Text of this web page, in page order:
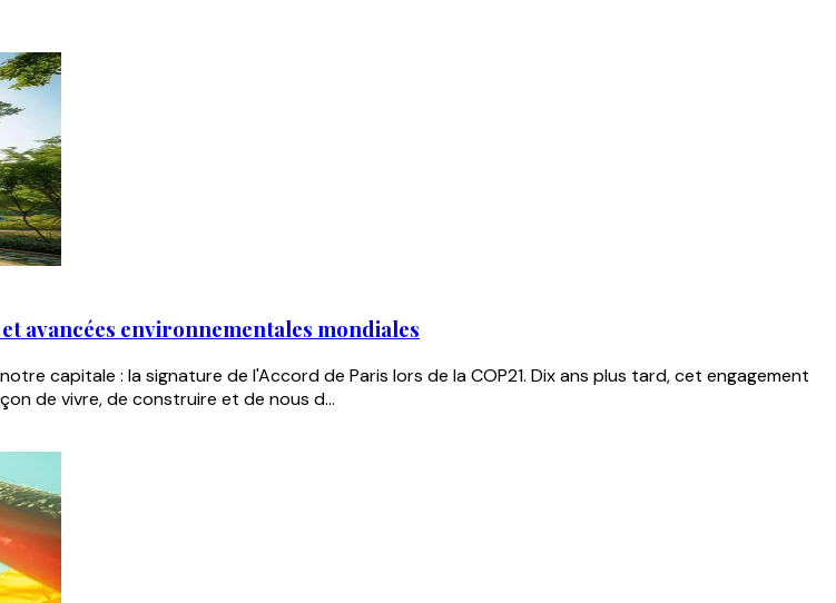
avancées environnementales mondiales
capitale : la signature de l'Accord de Paris lors de la COP21. Dix ans plus tard, cet engagement
de vivre, de construire et de nous d...